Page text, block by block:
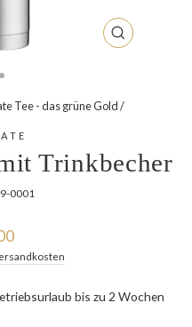
Tee - das grüne Gold/
Trinkbecher
0001
bis zu 2 Wochen